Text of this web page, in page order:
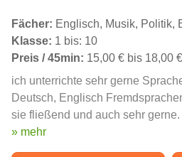
Fächer: Englisch, Musik, Politik,
Klasse: 1 bis: 10
Preis / 45min: 15,00 € bis 18,00 €
ich unterrichte sehr gerne
Deutsch, Englisch
sie fließend und auch sehr
» mehr